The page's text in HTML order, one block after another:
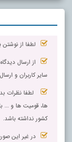
لطفا از
از ارسال
سایر کاربران و
لطفا نظرات
ها، قومیت ها و ...
کشور نداشته باشد.
در غیر این